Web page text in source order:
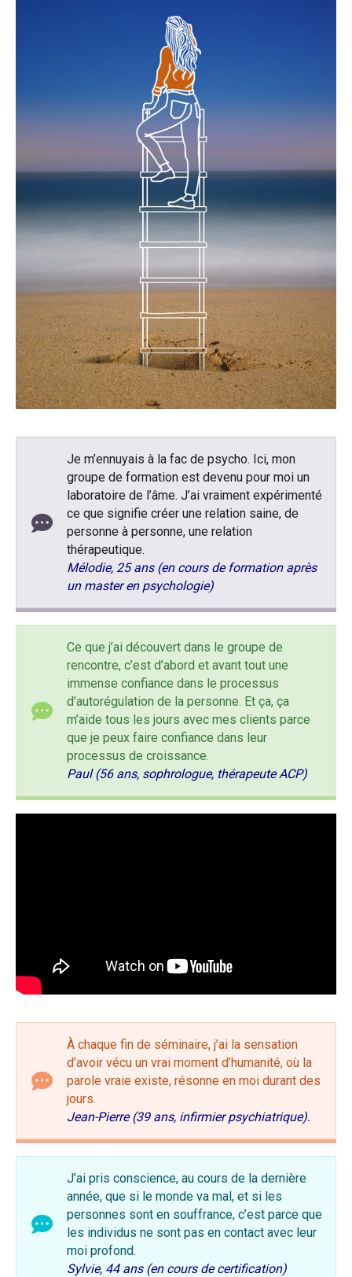
Je m’ennuyais à la fac de psycho. Ici, mon
groupe de formation est devenu pour moi un
laboratoire de l’âme. J’ai vraiment expérimenté
ce que signifie créer une relation saine, de
personne à personne, une relation
thérapeutique.
Mélodie, 25 ans (en cours de formation après
un master en psychologie)
Ce que j’ai découvert dans le groupe de
rencontre, c’est d’abord et avant tout une
immense confiance dans le processus
d’autorégulation de la personne. Et ça, ça
m’aide tous les jours avec mes clients parce
que je peux faire confiance dans leur
processus de croissance.
Paul (56 ans, sophrologue, thérapeute ACP)
À chaque fin de séminaire, j’ai la sensation
d’avoir vécu un vrai moment d’humanité, où la
parole vraie existe, résonne en moi durant des
jours.
Jean-Pierre (39 ans, infirmier psychiatrique).
J’ai pris conscience, au cours de la dernière
année, que si le monde va mal, et si les
personnes sont en souffrance, c’est parce que
les individus ne sont pas en contact avec leur
moi profond.
Sylvie, 44 ans (en cours de certification)